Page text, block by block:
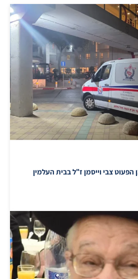
צבי וייסמן ז"ל בבית העלמין